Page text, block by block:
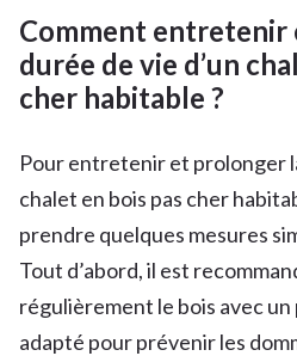
Comment entretenir
durée de vie d’un
cher habitable ?
Pour entretenir et prolonger
chalet en bois pas cher
prendre quelques mesures
Tout d’abord, il est
régulièrement le bois avec
adapté pour prévenir les